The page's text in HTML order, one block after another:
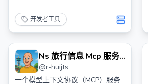
开发者工具
Ns 旅行信息 Mcp 服务
器
@r-huijts
一个模型上下文协议（MCP）服务